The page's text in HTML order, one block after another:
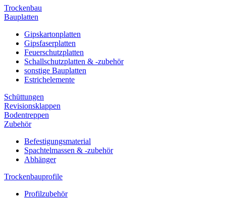
Trockenbau
Bauplatten
Gipskartonplatten
Gipsfaserplatten
Feuerschutzplatten
Schallschutzplatten & -zubehör
sonstige Bauplatten
Estrichelemente
Schüttungen
Revisionsklappen
Bodentreppen
Zubehör
Befestigungsmaterial
Spachtelmassen & -zubehör
Abhänger
Trockenbauprofile
Profilzubehör